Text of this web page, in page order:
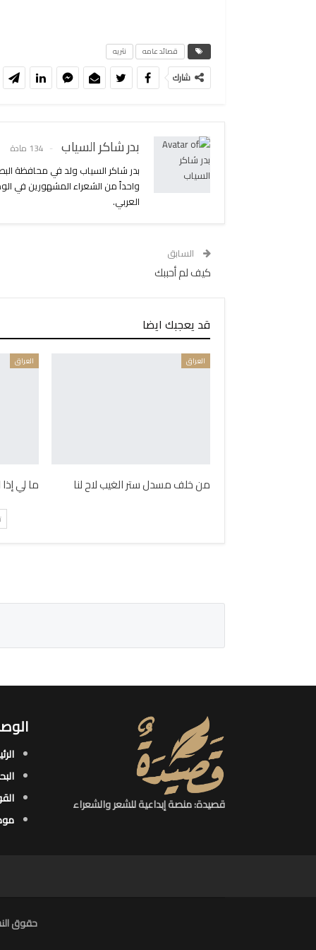
قصائد عامه نثريه
شارك
بدر شاكر السياب 134 مادة
واحداً من الشعراء المشهورين في
العربي.
السابق
كيف لم أحببك
قد يعجبك ايضا
العراق
من خلف مسدل ستر الغيب لاح لنا
العراق
ما لي
قصيدة: منصة إبداعية للشعر والشعراء
حقوق